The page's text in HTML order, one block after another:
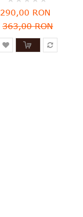
0%
290,00 RON
363,00 RON